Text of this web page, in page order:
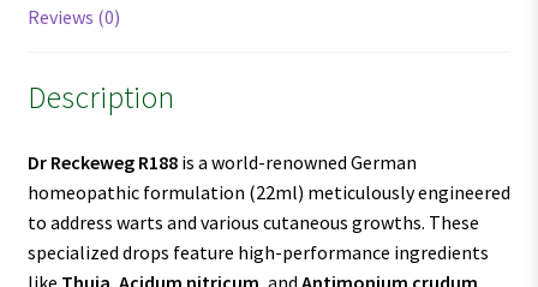
Reviews (0)
Description
Dr Reckeweg R188is a world-renowned German
homeopathic formulation (22ml) meticulously engineered
to address warts and various cutaneous growths. These
specialized drops feature high-performance ingredients